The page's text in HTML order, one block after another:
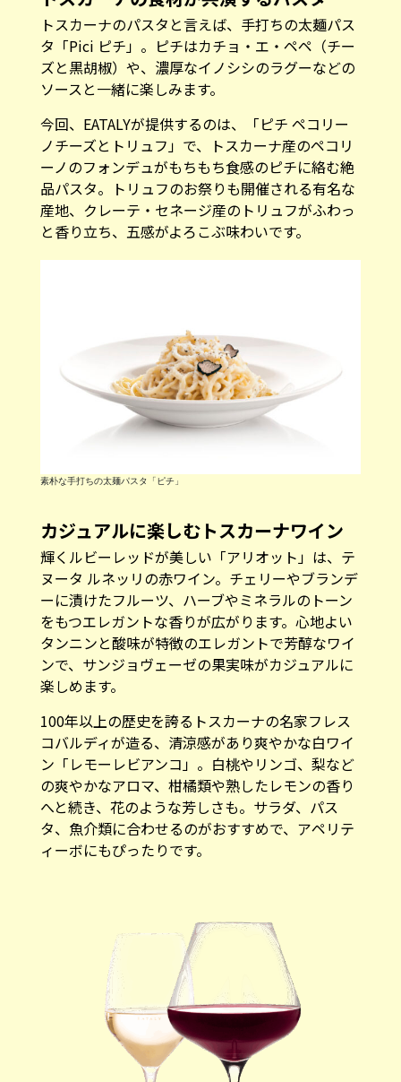
トスカーナのパスタと言えば、手打ちの太麺パス
タ「Pici ピチ」。ピチはカチョ・エ・ペペ（チー
ズと黒胡椒）や、濃厚なイノシシのラグーなどの
ソースと一緒に楽しみます。
今回、EATALYが提供するのは、「ピチ ペコリー
ノチーズとトリュフ」で、トスカーナ産のペコリ
ーノのフォンデュがもちもち食感のピチに絡む絶
品パスタ。トリュフのお祭りも開催される有名な
産地、クレーテ・セネージ産のトリュフがふわっ
と香り立ち、五感がよろこぶ味わいです。
素朴な手打ちの太麺パスタ「ピチ」
カジュアルに楽しむトスカーナワイン
輝くルビーレッドが美しい「アリオット」は、テ
ヌータ ルネッリの赤ワイン。チェリーやブランデ
ーに漬けたフルーツ、ハーブやミネラルのトーン
をもつエレガントな香りが広がります。心地よい
タンニンと酸味が特徴のエレガントで芳醇なワイ
ンで、サンジョヴェーゼの果実味がカジュアルに
楽しめます。
100年以上の歴史を誇るトスカーナの名家フレス
コバルディが造る、清涼感があり爽やかな白ワイ
ン「レモーレビアンコ」。白桃やリンゴ、梨など
の爽やかなアロマ、柑橘類や熟したレモンの香り
へと続き、花のような芳しさも。サラダ、パス
タ、魚介類に合わせるのがおすすめで、アペリテ
ィーボにもぴったりです。